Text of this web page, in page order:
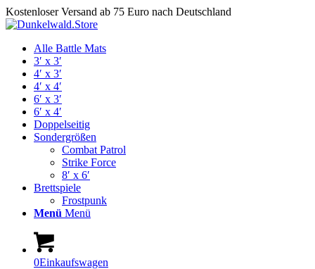
Kostenloser Versand ab 75 Euro nach Deutschland
Alle Battle Mats
3′ x 3′
4′ x 3′
4′ x 4′
6′ x 3′
6′ x 4′
Doppelseitig
Sondergrößen
Combat Patrol
Strike Force
8′ x 6′
Brettspiele
Frostpunk
Menü Menü
0Einkaufswagen